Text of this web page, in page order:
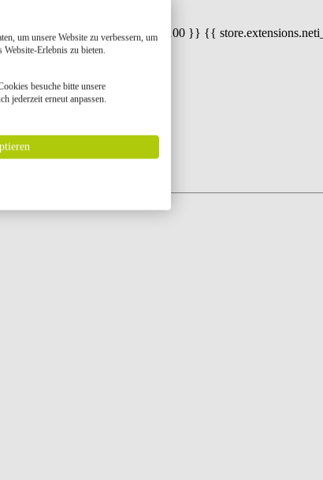
* 100) / 100 }} {{
}}
um unsere Website zu verbessern, um
Erlebnis zu bieten.
besuche bitte unsere
jederzeit erneut anpassen.